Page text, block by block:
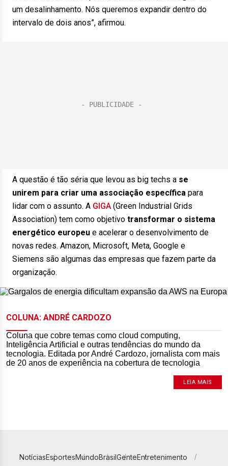
COLUNA: ANDRÉ CARDOZO
Coluna que cobre temas como cloud computing,
Inteligência Artificial e outras tendências do mundo da
tecnologia. Editada por André Cardozo, jornalista com mais
de 20 anos de experiência na cobertura de tecnologia
LEIA MAIS
um desalinhamento. Nós queremos expandir dentro do
intervalo de dois anos”, afirmou.
A questão é tão séria que levou as big techs a se
unirem para criar uma associação específica para
lidar com o assunto. A GIGA (Green Industrial Grids
Association) tem como objetivo transformar o sistema
energético europeu e acelerar o desenvolvimento de
novas redes. Amazon, Microsoft, Meta, Google e
Siemens são algumas das empresas que fazem parte da
organização.
NotíciasEsportesMundoBrasilGenteEntretenimento